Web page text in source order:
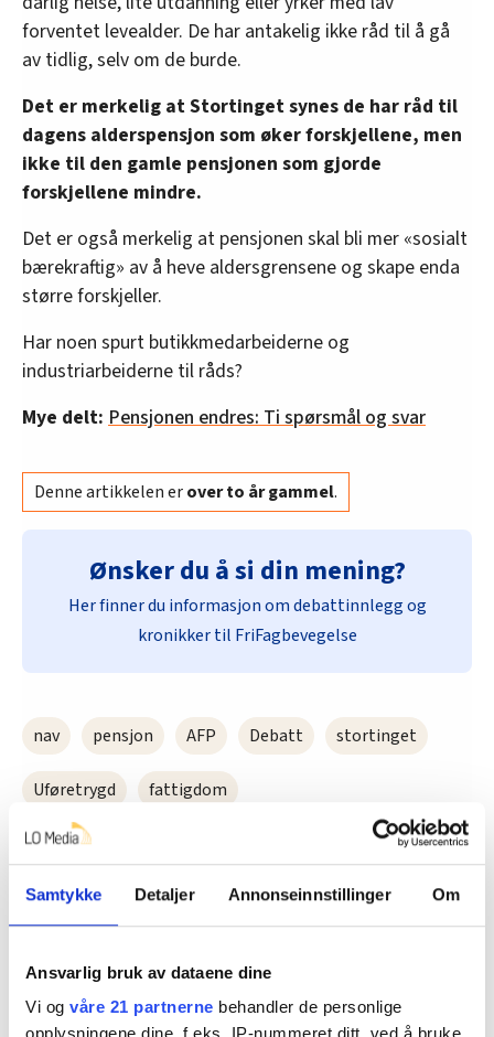
Samtykke Detaljer Annonseinnstillinger Om
Ansvarlig bruk av dataene dine
Vi og våre 21 partnerne behandler de personlige
forventet levealder. De har antakelig ikke råd til å gå
av tidlig, selv om de burde.
Det er merkelig at Stortinget synes de har råd til
dagens alderspensjon som øker forskjellene, men
ikke til den gamle pensjonen som gjorde
forskjellene mindre.
Det er også merkelig at pensjonen skal bli mer «sosialt
bærekraftig» av å heve aldersgrensene og skape enda
større forskjeller.
Har noen spurt butikkmedarbeiderne og
industriarbeiderne til råds?
Mye delt: Pensjonen endres: Ti spørsmål og svar
Denne artikkelen erover to år gammel.
Ønsker du å si din mening?
Her finner du informasjon om debattinnlegg og
kronikker til FriFagbevegelse
nav pensjon AFP Debatt stortinget
Uføretrygd fattigdom
Del artikkel
Nå: stillingsannonser